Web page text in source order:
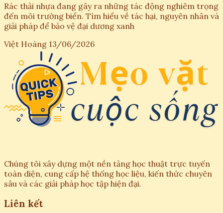
Rác thải nhựa đang gây ra những tác động nghiêm trọng
đến môi trường biển. Tìm hiểu về tác hại, nguyên nhân và
giải pháp để bảo vệ đại dương xanh
Việt Hoàng 13/06/2026
Chúng tôi xây dựng một nền tảng học thuật trực tuyến
toàn diện, cung cấp hệ thống học liệu, kiến thức chuyên
sâu và các giải pháp học tập hiện đại.
Liên kết